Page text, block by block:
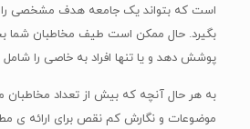
است که بتواند یک جامعه هدف مشخصی را
بگیرد. حال ممکن است طیف مخاطبان شما
پوشش دهد و یا تنها افراد به خاصی را
به هر حال آنچه که بیش از تعداد
موضوعات و نگارش کم نقص برای ارائه ی